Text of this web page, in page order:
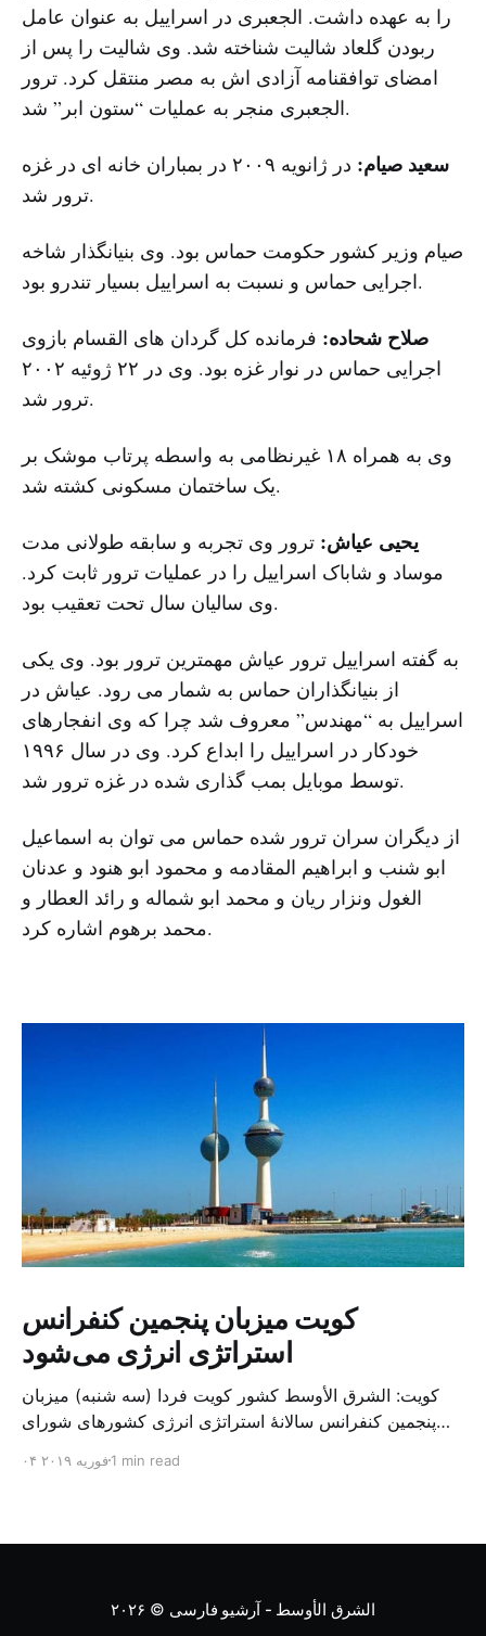
را به عهده داشت. الجعبری در اسراییل به عنوان عامل
ربودن گلعاد شالیت شناخته شد. وی شالیت را پس از
امضای توافقنامه آزادی اش به مصر منتقل کرد. ترور
الجعبری منجر به عملیات “ستون ابر” شد.
سعید صیام:
در ژانویه ۲۰۰۹ در بمباران خانه ای در غزه
ترور شد.
صیام وزیر کشور حکومت حماس بود. وی بنیانگذار شاخه
اجرایی حماس و نسبت به اسراییل بسیار تندرو بود.
صلاح شحاده: فرمانده کل گردان های القسام بازوی
اجرایی حماس در نوار غزه بود. وی در ۲۲ ژوئیه ۲۰۰۲
ترور شد.
وی به همراه ۱۸ غیرنظامی به واسطه پرتاب موشک بر
یک ساختمان مسکونی کشته شد.
یحیی عیاش: ترور وی تجربه و سابقه طولانی مدت
موساد و شاباک اسراییل را در عملیات ترور ثابت کرد.
وی سالیان سال تحت تعقیب بود.
به گفته اسراییل ترور عیاش مهمترین ترور بود. وی یکی
از بنیانگذاران حماس به شمار می رود. عیاش در
اسراییل به “مهندس” معروف شد چرا که وی انفجارهای
خودکار در اسراییل را ابداع کرد. وی در سال ۱۹۹۶
توسط موبایل بمب گذاری شده در غزه ترور شد.
از دیگران سران ترور شده حماس می توان به اسماعیل
ابو شنب و ابراهیم المقادمه و محمود ابو هنود و عدنان
الغول ونزار ریان و محمد ابو شماله و رائد العطار و
محمد برهوم اشاره کرد.
کویت میزبان پنجمین کنفرانس
استراتژی انرژی می‌شود
کویت: الشرق الأوسط کشور کویت فردا (سه شنبه) میزبان
پنجمین کنفرانس سالانهٔ استراتژی انرژی کشورهای شورای
متخصص از شرکت‌های جهانی نفت و گاز در این کنفرانس
۰۴ فوریه ۲۰۱۹1 min read
الشرق الأوسط - آرشیو فارسی © ۲۰۲۶